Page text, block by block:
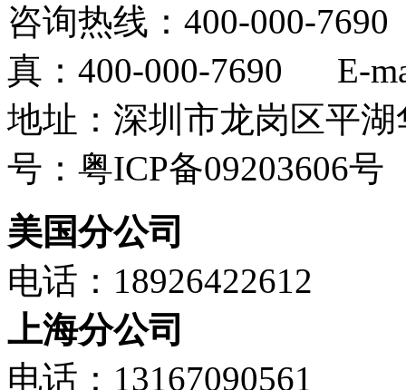
咨询热线：400-000-
真：400-000-7690 E-
地址：深圳市龙岗区平
号：粤ICP备09203606号
美国分公司
电话：18926422612
上海分公司
电话：13167090561